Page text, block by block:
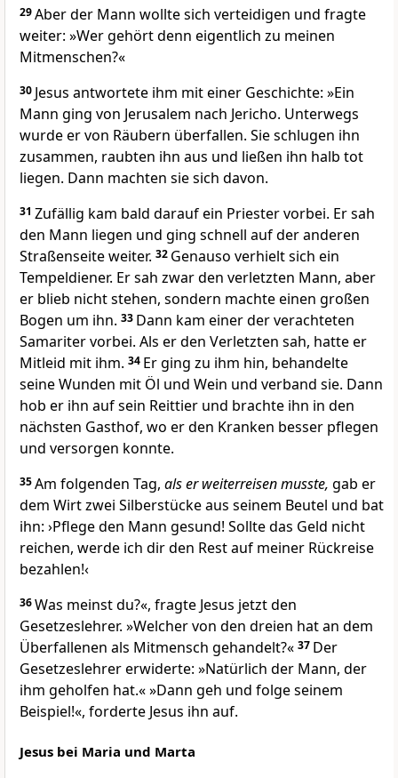
29Aber der Mann wollte sich verteidigen und fragte
weiter: »Wer gehört denn eigentlich zu meinen
Mitmenschen?«
30 Jesus antwortete ihm mit einer Geschichte: »Ein
Mann ging von Jerusalem nach Jericho. Unterwegs
wurde er von Räubern überfallen. Sie schlugen ihn
zusammen, raubten ihn aus und ließen ihn halb tot
liegen. Dann machten sie sich davon.
31 Zufällig kam bald darauf ein Priester vorbei. Er sah
den Mann liegen und ging schnell auf der anderen
Straßenseite weiter. 32 Genauso verhielt sich ein
Tempeldiener. Er sah zwar den verletzten Mann, aber
er blieb nicht stehen, sondern machte einen großen
Bogen um ihn. 33 Dann kam einer der verachteten
Samariter vorbei. Als er den Verletzten sah, hatte er
Mitleid mit ihm. 34 Er ging zu ihm hin, behandelte
seine Wunden mit Öl und Wein und verband sie. Dann
hob er ihn auf sein Reittier und brachte ihn in den
nächsten Gasthof, wo er den Kranken besser pflegen
und versorgen konnte.
35Am folgenden Tag, als er weiterreisen musste, gab er
dem Wirt zwei Silberstücke aus seinem Beutel und bat
ihn: ›Pflege den Mann gesund! Sollte das Geld nicht
reichen, werde ich dir den Rest auf meiner Rückreise
bezahlen!‹
36Was meinst du?«, fragte Jesus jetzt den
Gesetzeslehrer. »Welcher von den dreien hat an dem
Überfallenen als Mitmensch gehandelt?« 37 Der
Gesetzeslehrer erwiderte: »Natürlich der Mann, der
ihm geholfen hat.« »Dann geh und folge seinem
Beispiel!«, forderte Jesus ihn auf.
Jesus bei Maria und Marta